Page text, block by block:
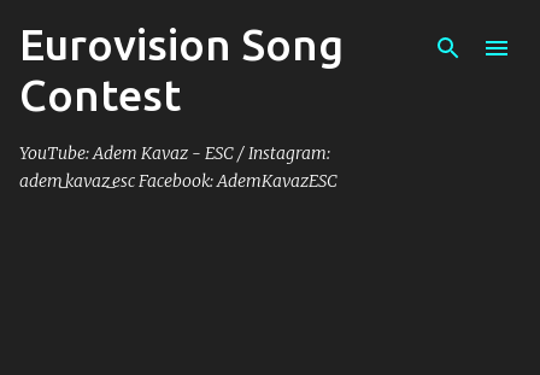
Skip to main content
Eurovision Song
Contest
YouTube: Adem Kavaz - ESC / Instagram:
adem_kavaz_esc Facebook: AdemKavazESC